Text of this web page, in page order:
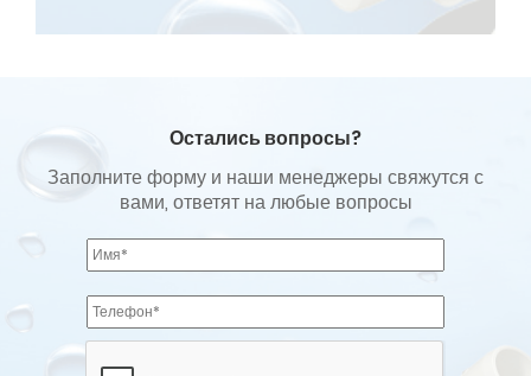
Остались вопросы?
Заполните форму и наши менеджеры свяжутся с
вами, ответят на любые вопросы